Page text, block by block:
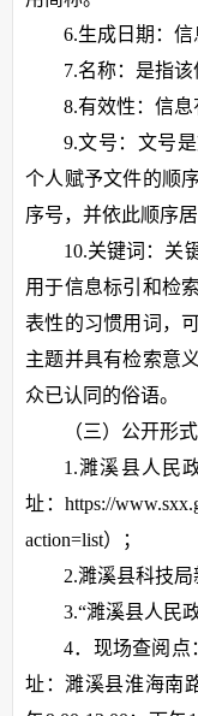
6.生成日期：信
7.名称：是指该
8.有效性：信息
9.文号：文号
个人赋予文件的顺
序号，并依此顺序居
10.关键词：关
用于信息标引和检
表性的习惯用词，
主题并具有检索意
众已认同的俗语。
（三）公开形式
1.濉溪县人民
址：https://
action=list）；
2.濉溪县科技局
3.“濉溪县人民
4．现场查阅点
址：濉溪县淮海南